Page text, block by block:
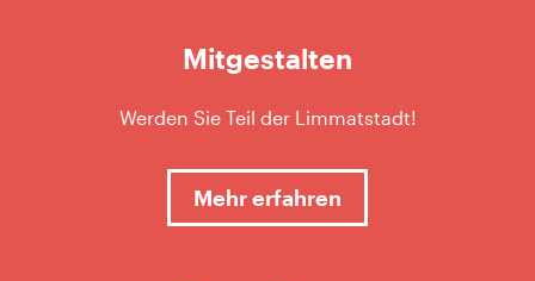
Mitgestalten
Werden Sie Teil der Limmatstadt!
Mehr erfahren